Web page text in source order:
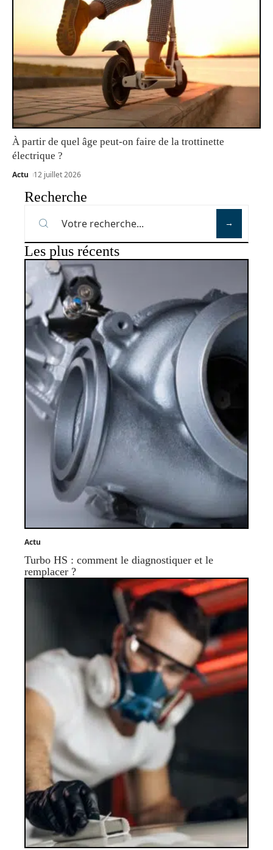
À partir de quel âge peut-on faire de la trottinette
électrique ?
Actu 12 juillet 2026
Recherche
Les plus récents
Actu
Turbo HS : comment le diagnostiquer et le
remplacer ?